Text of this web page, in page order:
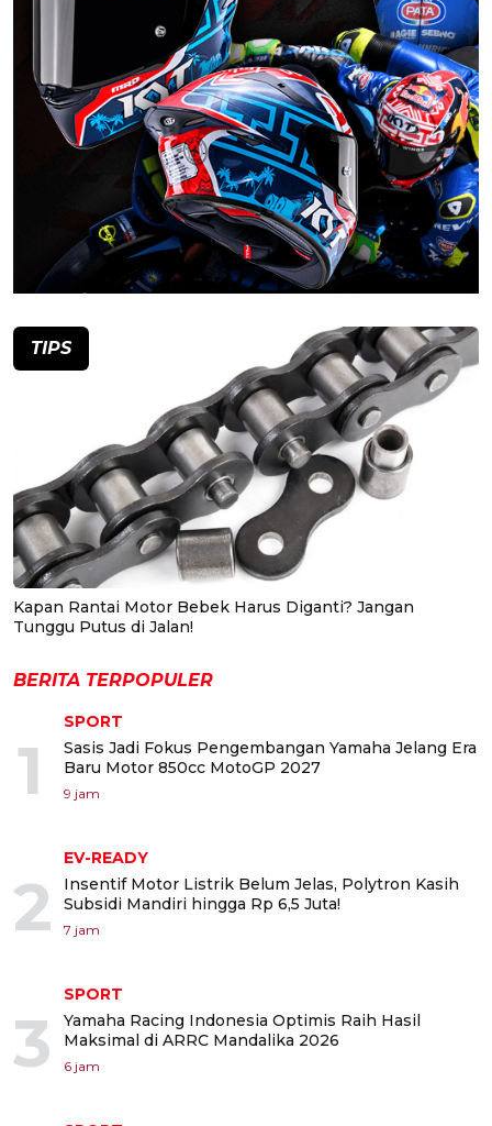
TIPS
Kapan Rantai Motor Bebek Harus Diganti? Jangan
Tunggu Putus di Jalan!
BERITA TERPOPULER
1
SPORT
Sasis Jadi Fokus Pengembangan Yamaha Jelang Era
Baru Motor 850cc MotoGP 2027
9 jam
2
EV-READY
Insentif Motor Listrik Belum Jelas, Polytron Kasih
Subsidi Mandiri hingga Rp 6,5 Juta!
7 jam
3
SPORT
Yamaha Racing Indonesia Optimis Raih Hasil
Maksimal di ARRC Mandalika 2026
6 jam